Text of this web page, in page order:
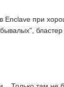
Enclave при